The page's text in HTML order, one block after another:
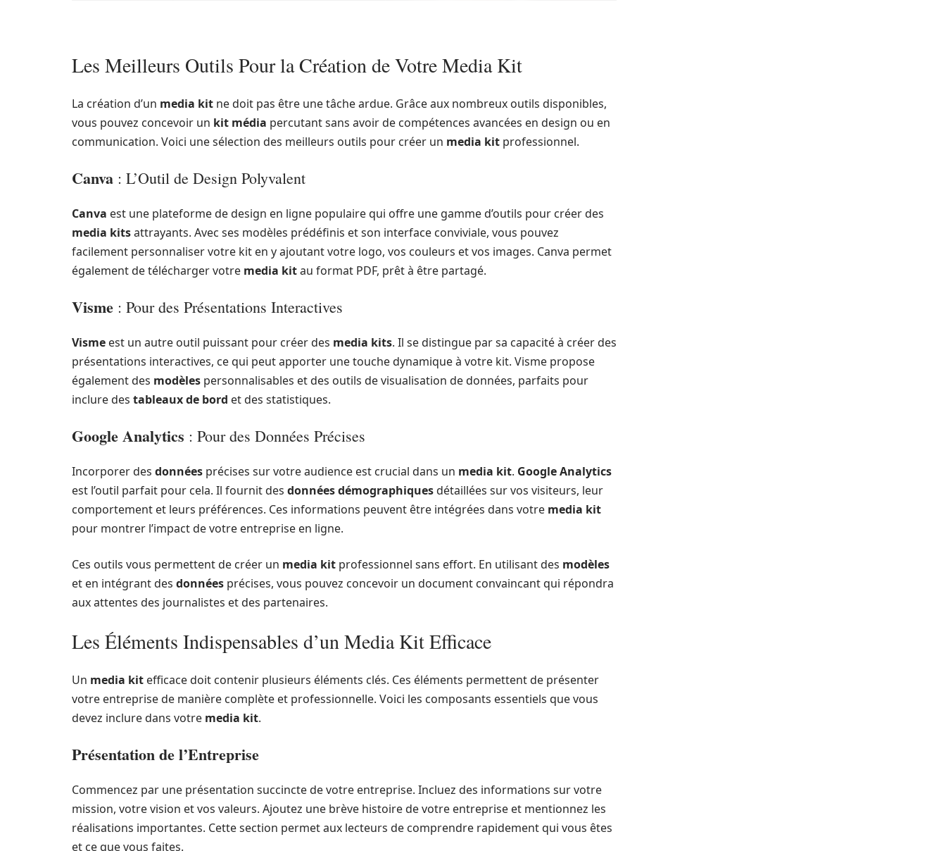
Les Meilleurs Outils Pour la Création de Votre Media Kit
La création d’un media kit ne doit pas être une tâche ardue. Grâce aux nombreux outils disponibles,
vous pouvez concevoir un kit média percutant sans avoir de compétences avancées en design ou en
communication. Voici une sélection des meilleurs outils pour créer un media kit professionnel.
Canva : L’Outil de Design Polyvalent
Canva est une plateforme de design en ligne populaire qui offre une gamme d’outils pour créer des
media kitsattrayants. Avec ses modèles prédéfinis et son interface conviviale, vous pouvez
facilement personnaliser votre kit en y ajoutant votre logo, vos couleurs et vos images. Canva permet
également de télécharger votre media kitau format PDF, prêt à être partagé.
Visme : Pour des Présentations Interactives
Visme est un autre outil puissant pour créer des media kits. Il se distingue par sa capacité à créer des
présentations interactives, ce qui peut apporter une touche dynamique à votre kit. Visme propose
également des modèles personnalisables et des outils de visualisation de données, parfaits pour
inclure des tableaux de bord et des statistiques.
Google Analytics : Pour des Données Précises
Incorporer des données précises sur votre audience est crucial dans un media kit. Google Analytics
est l’outil parfait pour cela. Il fournit des données démographiquesdétaillées sur vos visiteurs, leur
comportement et leurs préférences. Ces informations peuvent être intégrées dans votre media kit
pour montrer l’impact de votre entreprise en ligne.
Ces outils vous permettent de créer un media kit professionnel sans effort. En utilisant des modèles
et en intégrant des données précises, vous pouvez concevoir un document convaincant qui répondra
aux attentes des journalistes et des partenaires.
Les Éléments Indispensables d’un Media Kit Efficace
Un media kit efficace doit contenir plusieurs éléments clés. Ces éléments permettent de présenter
votre entreprise de manière complète et professionnelle. Voici les composants essentiels que vous
devez inclure dans votre media kit.
Présentation de l’Entreprise
Commencez par une présentation succincte de votre entreprise. Incluez des informations sur votre
mission, votre vision et vos valeurs. Ajoutez une brève histoire de votre entreprise et mentionnez les
réalisations importantes. Cette section permet aux lecteurs de comprendre rapidement qui vous êtes
et ce que vous faites.